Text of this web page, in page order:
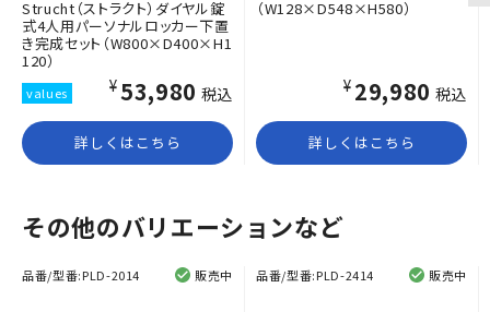
Strucht（ストラクト）ダイヤル錠
式4人用パーソナルロッカー下置
き完成セット（W800×D400×H1
120）
¥53,980 税込
詳しくはこちら
（W128×D548×H580）
¥29,980 税込
詳しくはこちら
その他のバリエーションなど
品番/型番:PLD-2014 販売中 品番/型番:PLD-2414 販売中